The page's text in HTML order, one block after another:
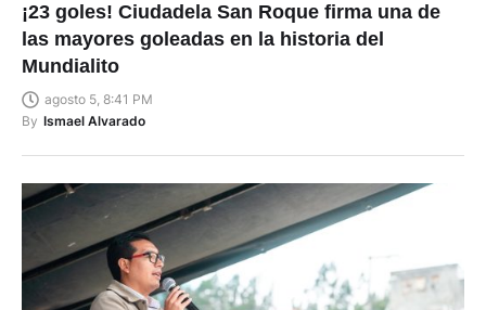
¡23 goles! Ciudadela San Roque firma una de
las mayores goleadas en la historia del
Mundialito
agosto 5, 8:41 PM
By Ismael Alvarado